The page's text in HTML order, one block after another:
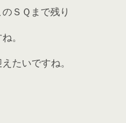
ＳＱまで残り
。
たいですね。